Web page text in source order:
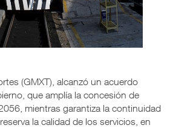
(GMXT), alcanzó un acuerdo
que amplía la concesión de
mientras garantiza la continuidad
la calidad de los servicios, en